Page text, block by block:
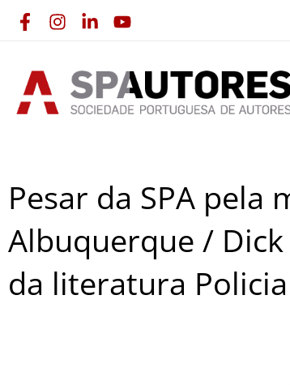
Skip
content
Pesar da SPA pela
Albuquerque /
da literatura